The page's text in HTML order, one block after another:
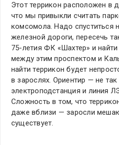
Этот террикон расположен в
что мы привыкли считать
комсомола. Надо спуститься
железной дороги, пересечь
75-летия ФК «Шахтер» и
между этим проспектом и
найти террикон будет
в зарослях. Ориентир — не
электроподстанция и линия
Сложность в том, что
даже вблизи — заросли
существует.